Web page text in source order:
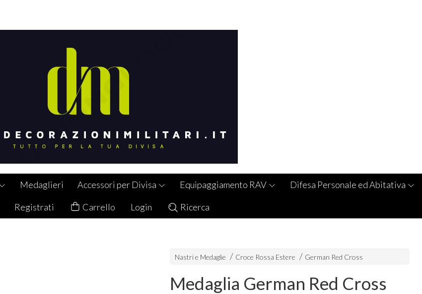
Medaglieri Accessori per Divisa Equipaggiamento RAV Difesa Personale ed Abitativa
Registrati Carrello Login Ricerca
Nastri e Medaglie Croce Rossa Estere German Red Cross
Medaglia German Red Cross